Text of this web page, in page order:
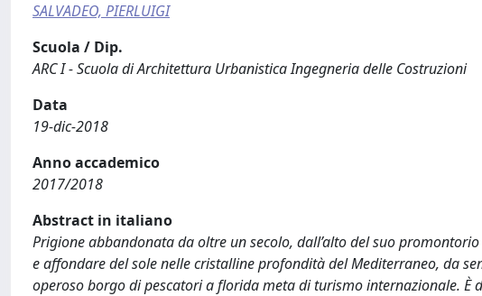
SALVADEO, PIERLUIGI
Scuola / Dip.
ARC I - Scuola di Architettura Urbanistica Ingegneria delle Costruzioni
Data
19-dic-2018
Anno accademico
2017/2018
Abstract in italiano
Prigione abbandonata da oltre un secolo, dall’alto del suo
e affondare del sole nelle cristalline profondità del Mediterraneo, da
operoso borgo di pescatori a florida meta di turismo internazionale. È